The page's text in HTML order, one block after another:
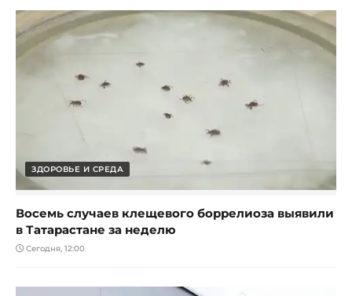
ЗДОРОВЬЕ И СРЕДА
Восемь случаев клещевого боррелиоза выявили
в Татарастане за неделю
Сегодня, 12:00